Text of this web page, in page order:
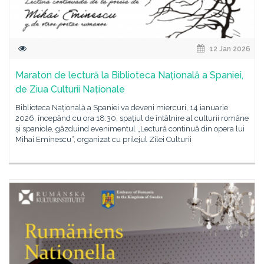
12 Jan 2026
Maraton de lectură la Biblioteca Națională a Spaniei,
de Ziua Culturii Naționale
Biblioteca Națională a Spaniei va deveni miercuri, 14 ianuarie
2026, începând cu ora 18:30, spațiul de întâlnire al culturii române
și spaniole, găzduind evenimentul „Lectură continuă din opera lui
Mihai Eminescu“, organizat cu prilejul Zilei Culturii